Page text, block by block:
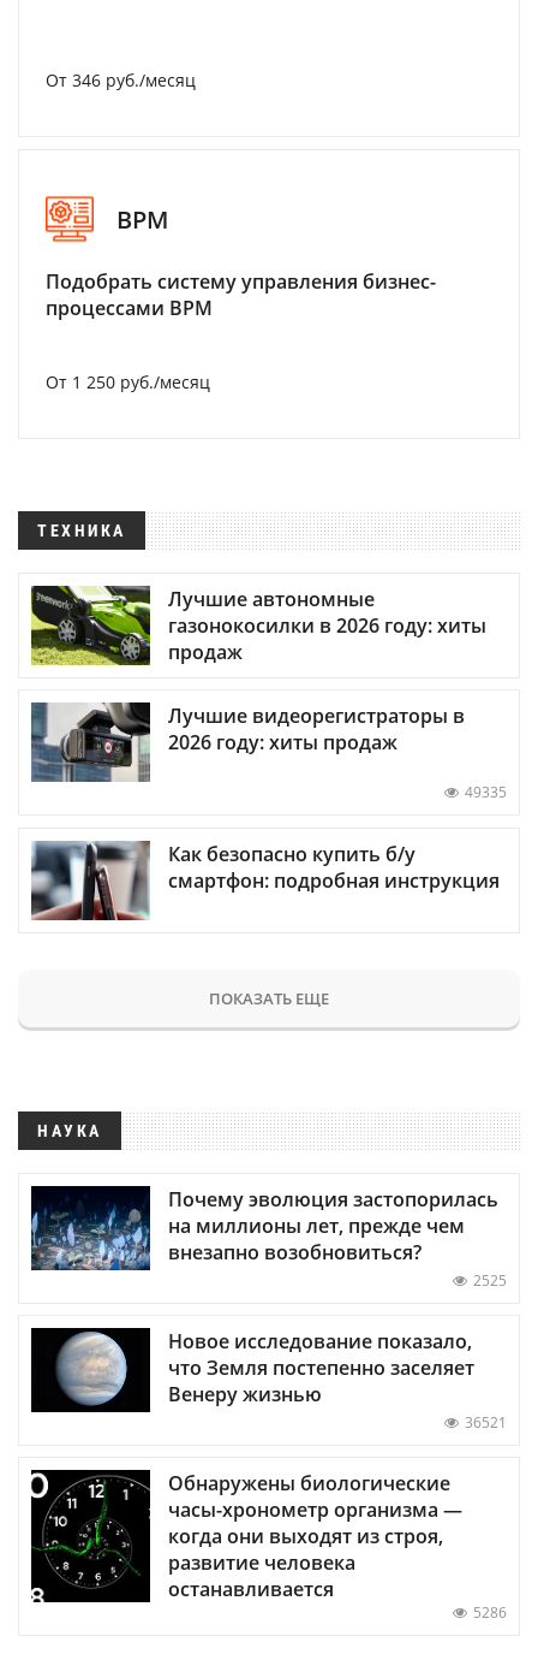
От 346 руб./месяц
BPM
Подобрать систему управления бизнес-
процессами BPM
От 1 250 руб./месяц
ТЕХНИКА
Лучшие автономные
газонокосилки в 2026 году: хиты
продаж
Лучшие видеорегистраторы в
2026 году: хиты продаж
49335
Как безопасно купить б/у
смартфон: подробная инструкция
ПОКАЗАТЬ ЕЩЕ
НАУКА
Почему эволюция застопорилась
на миллионы лет, прежде чем
внезапно возобновиться?
2525
Новое исследование показало,
что Земля постепенно заселяет
Венеру жизнью
36521
Обнаружены биологические
часы-хронометр организма —
когда они выходят из строя,
развитие человека
останавливается
5286